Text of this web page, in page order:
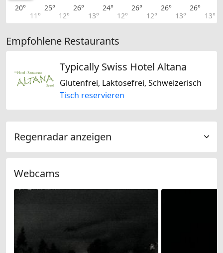
20°
11°
25°
12°
26°
13°
24°
12°
26°
12°
26°
13°
26°
13°
Empfohlene Restaurants
Typically Swiss Hotel Altana
Glutenfrei, Laktosefrei, Schweizerisch
Tisch reservieren
Regenradar anzeigen
Webcams